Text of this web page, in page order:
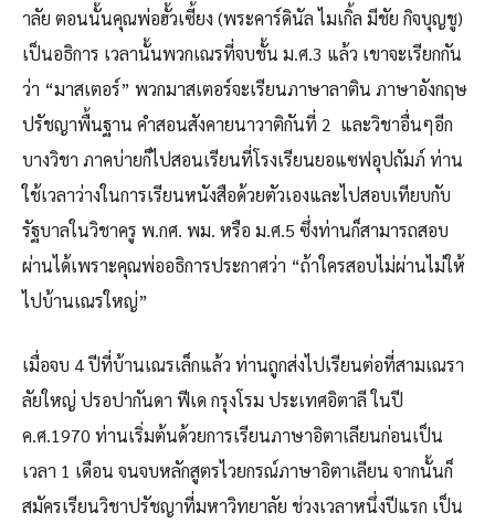
าลัย ตอนนั้นคุณพ่อฮั้วเซี้ยง (พระคาร์ดินัล ไมเกิ้ล มีชัย กิจบุญชู)
เป็นอธิการ เวลานั้นพวกเณรที่จบชั้น ม.ศ.3 แล้ว เขาจะเรียกกัน
ว่า “มาสเตอร์” พวกมาสเตอร์จะเรียนภาษาลาติน ภาษาอังกฤษ
ปรัชญาพื้นฐาน คำสอนสังคายนาวาติกันที่ 2 และวิชาอื่นๆอีก
บางวิชา ภาคบ่ายก็ไปสอนเรียนที่โรงเรียนยอแซฟอุปถัมภ์ ท่าน
ใช้เวลาว่างในการเรียนหนังสือด้วยตัวเองและไปสอบเทียบกับ
รัฐบาลในวิชาครู พ.กศ. พม. หรือ ม.ศ.5 ซึ่งท่านก็สามารถสอบ
ผ่านได้เพราะคุณพ่ออธิการประกาศว่า “ถ้าใครสอบไม่ผ่านไม่ให้
ไปบ้านเณรใหญ่”
เมื่อจบ 4 ปีที่บ้านเณรเล็กแล้ว ท่านถูกส่งไปเรียนต่อที่สามเณรา
ลัยใหญ่ ปรอปากันดา ฟีเด กรุงโรม ประเทศอิตาลี ในปี
ค.ศ.1970 ท่านเริ่มต้นด้วยการเรียนภาษาอิตาเลียนก่อนเป็น
เวลา 1 เดือน จนจบหลักสูตรไวยกรณ์ภาษาอิตาเลียน จากนั้นก็
สมัครเรียนวิชาปรัชญาที่มหาวิทยาลัย ช่วงเวลาหนึ่งปีแรก เป็น